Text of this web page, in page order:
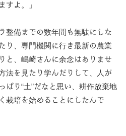
すよ。」
整備までの数年間も無駄にしな
り、専門機関に行き最新の農業
と、嶋崎さんに余念はありませ
法を見たり学んだりして、人が
ぱり“土”だなと思い、耕作放棄地
栽培を始めることにしたんで